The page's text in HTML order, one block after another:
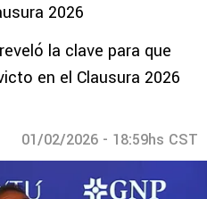
2026
la clave para que
en el Clausura 2026
01/02/2026 - 18:59hs CST